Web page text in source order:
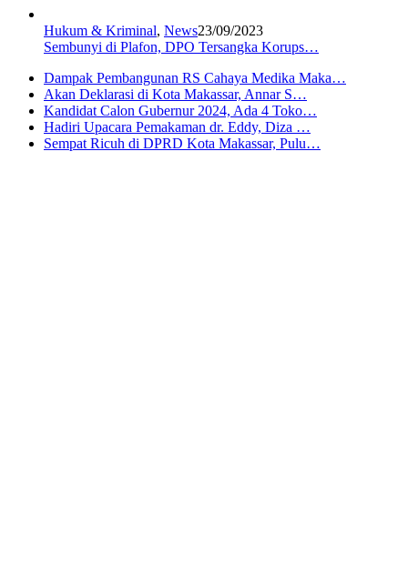
Hukum & Kriminal, News23/09/2023
Sembunyi di Plafon, DPO Tersangka Korups…
Dampak Pembangunan RS Cahaya Medika Maka…
Akan Deklarasi di Kota Makassar, Annar S…
Kandidat Calon Gubernur 2024, Ada 4 Toko…
Hadiri Upacara Pemakaman dr. Eddy, Diza …
Sempat Ricuh di DPRD Kota Makassar, Pulu…